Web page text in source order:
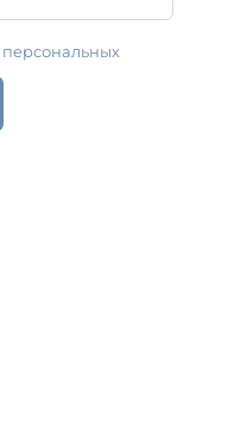
персональных